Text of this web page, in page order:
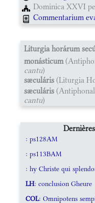
Dominica XXVI
Commentarium
Liturgia horárum
monásticum
cantu)
sæculáris (Liturgia
sæculáris
cantu)
: ps128AM
: ps113BAM
: hy Christe qui
LH: conclusion Gheure
COL: Omnipotens